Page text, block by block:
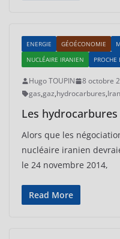
ENERGIE GÉOÉCONOMIE
NUCLÉAIRE IRANIEN
Hugo TOUPIN 8 octobre
gas,gaz,hydrocarbures,Iran
Les
Alors que les
nucléaire iranien
le 24 novembre 2014,
Read More